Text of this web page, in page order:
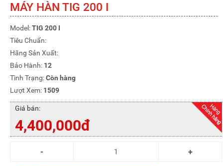
MÁY HÀN TIG 200 I
Model:TIG 200 I
Tiêu Chuẩn:
Hãng Sản Xuất:
Bảo Hành: 12
Tình Trạng:Còn hàng
Lượt Xem: 1509
Giá bán:
4,400,000đ